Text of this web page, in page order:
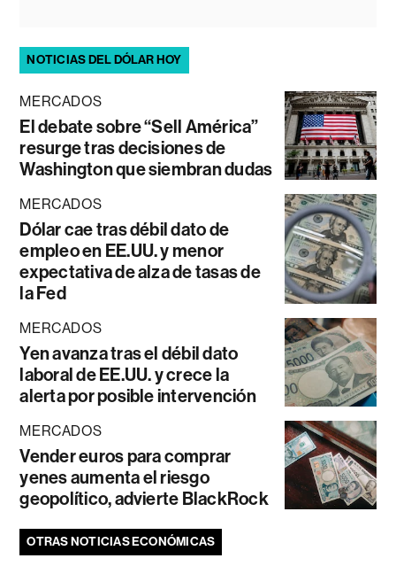
NOTICIAS DEL DÓLAR HOY
MERCADOS
El debate sobre “Sell América”
resurge tras decisiones de
Washington que siembran dudas
MERCADOS
Dólar cae tras débil dato de
empleo en EE.UU. y menor
expectativa de alza de tasas de
la Fed
MERCADOS
Yen avanza tras el débil dato
laboral de EE.UU. y crece la
alerta por posible intervención
MERCADOS
Vender euros para comprar
yenes aumenta el riesgo
geopolítico, advierte BlackRock
OTRAS NOTICIAS ECONÓMICAS